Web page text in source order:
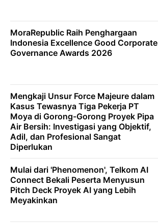
MoraRepublic Raih Penghargaan
Indonesia Excellence Good Corporate
Governance Awards 2026
Mengkaji Unsur Force Majeure dalam
Kasus Tewasnya Tiga Pekerja PT
Moya di Gorong-Gorong Proyek Pipa
Air Bersih: Investigasi yang Objektif,
Adil, dan Profesional Sangat
Diperlukan
Mulai dari 'Phenomenon', Telkom AI
Connect Bekali Peserta Menyusun
Pitch Deck Proyek AI yang Lebih
Meyakinkan